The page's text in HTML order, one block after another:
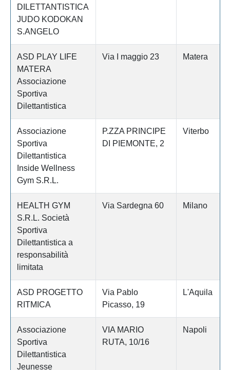
DILETTANTISTICA
JUDO KODOKAN
S.ANGELO
ASD PLAY LIFE
MATERA
Associazione
Sportiva
Dilettantistica
Via I maggio 23 Matera
Associazione
Sportiva
Dilettantistica
Inside Wellness
Gym S.R.L.
P.ZZA PRINCIPE
DI PIEMONTE, 2
Viterbo
HEALTH GYM
S.R.L. Società
Sportiva
Dilettantistica a
responsabilità
limitata
Via Sardegna 60 Milano
ASD PROGETTO
RITMICA
Via Pablo
Picasso, 19
L'Aquila
Associazione
Sportiva
Dilettantistica
Jeunesse
VIA MARIO
RUTA, 10/16
Napoli